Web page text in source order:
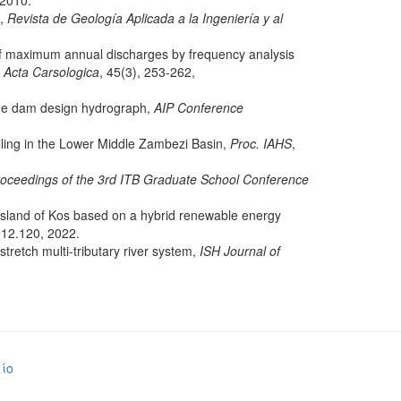
Revista de Geología Aplicada a la Ingeniería y al
annual discharges by frequency analysis
Acta Carsologica, 45(3), 253-262,
dam design hydrograph,AIP Conference
in the Lower Middle Zambezi Basin, Proc. IAHS,
of the 3rd ITB Graduate School Conference
of Kos based on a hybrid renewable energy
2022.
multi-tributary river system, ISH Journal of